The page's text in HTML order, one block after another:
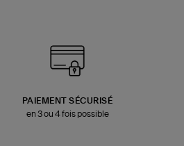
PAIEMENT SÉCURISÉ
en 3 ou 4 fois possible